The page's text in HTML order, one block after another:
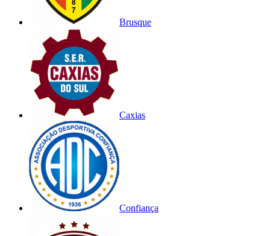
Brusque
Caxias
Confiança